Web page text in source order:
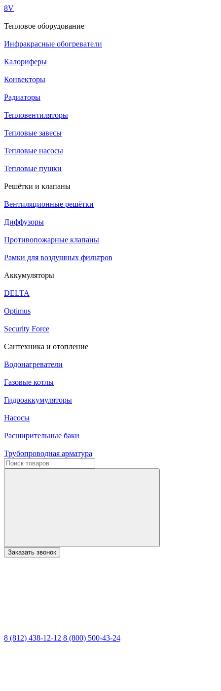
8V
Тепловое оборудование
Инфракрасные обогреватели
Калориферы
Конвекторы
Радиаторы
Тепловентиляторы
Тепловые завесы
Тепловые насосы
Тепловые пушки
Решётки и клапаны
Вентиляционные решётки
Диффузоры
Противопожарные клапаны
Рамки для воздушных фильтров
Аккумуляторы
DELTA
Optimus
Security Force
Сантехника и отопление
Водонагреватели
Газовые котлы
Гидроаккумуляторы
Насосы
Расширительные баки
Трубопроводная арматура
Заказать звонок
8 (812) 438-12-12 8 (800) 500-43-24